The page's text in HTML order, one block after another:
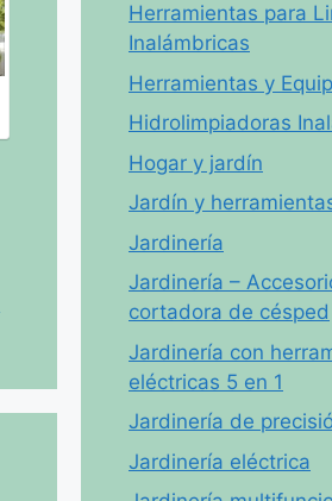
Herramientas para
Inalámbricas
Herramientas y
Hidrolimpiadoras
Hogar y jardín
Jardín y
Jardinería
Jardinería –
cortadora de césped
Jardinería con
eléctricas 5 en 1
Jardinería de
Jardinería eléctrica